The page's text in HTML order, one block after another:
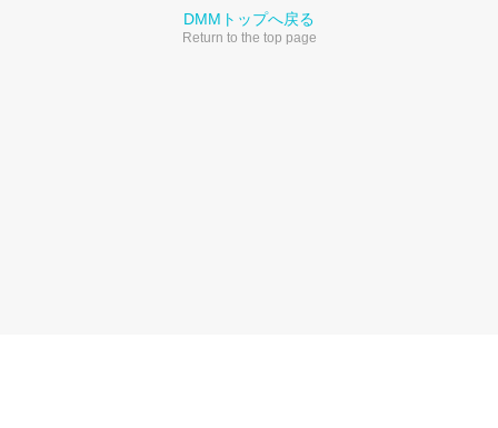
DMMトップへ戻る
Return to the top page